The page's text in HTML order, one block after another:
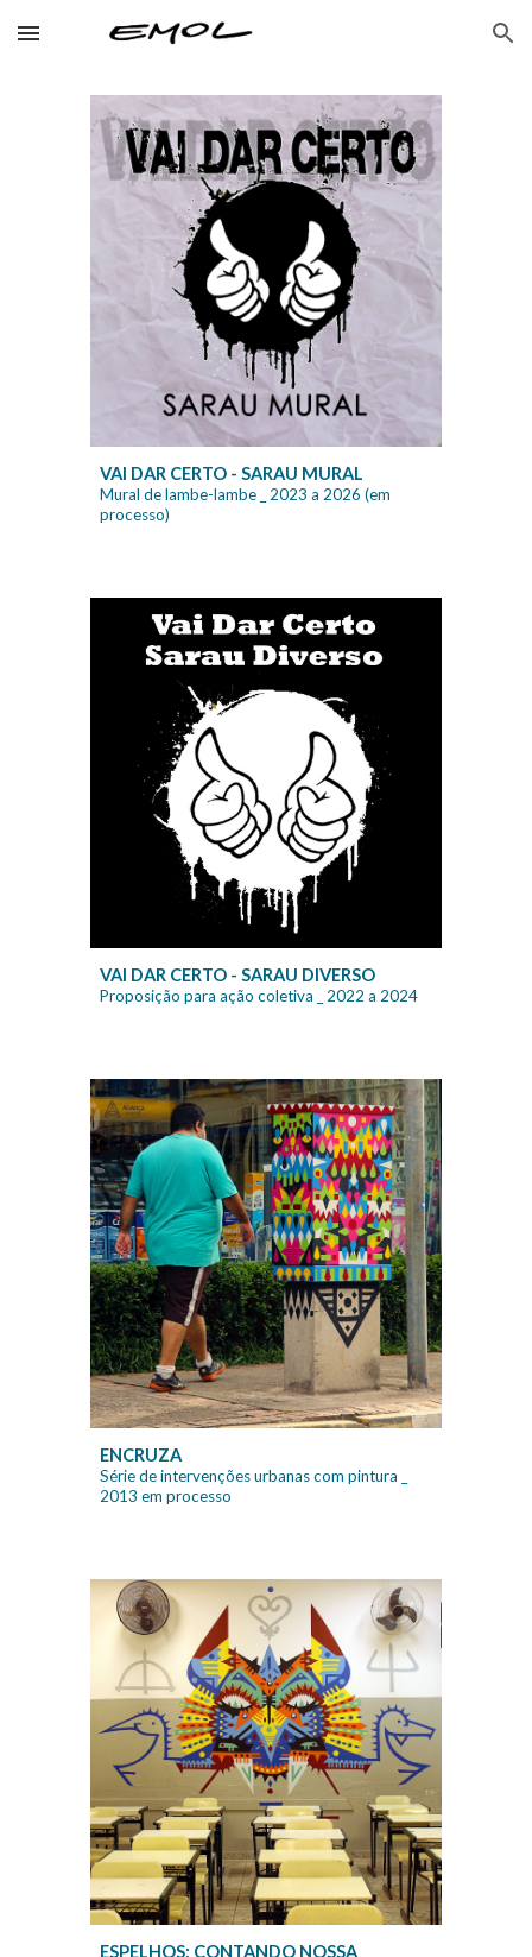
Skip to main content Skip to navigation
VAI DAR CERTO - SARAU MURAL
Mural de lambe-lambe _ 2023 a 2026 (em
processo)
VAI DAR CERTO - SARAU DIVERSO
Proposição para ação coletiva _ 2022 a 2024
ENCRUZA
Série de intervenções urbanas com pintura _
2013 em processo
ESPELHOS; CONTANDO NOSSA